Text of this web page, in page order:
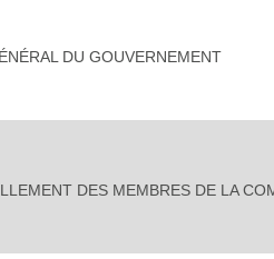
DU GOUVERNEMENT
DES MEMBRES DE LA